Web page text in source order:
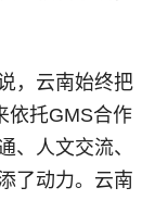
，云南始终把
依托GMS合作
、人文交流、
了动力。云南